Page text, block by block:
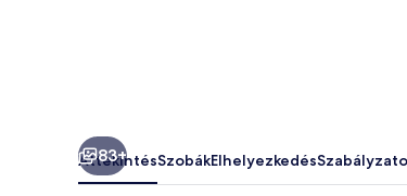
83+
ÁttekintésSzobákElhelyezkedés